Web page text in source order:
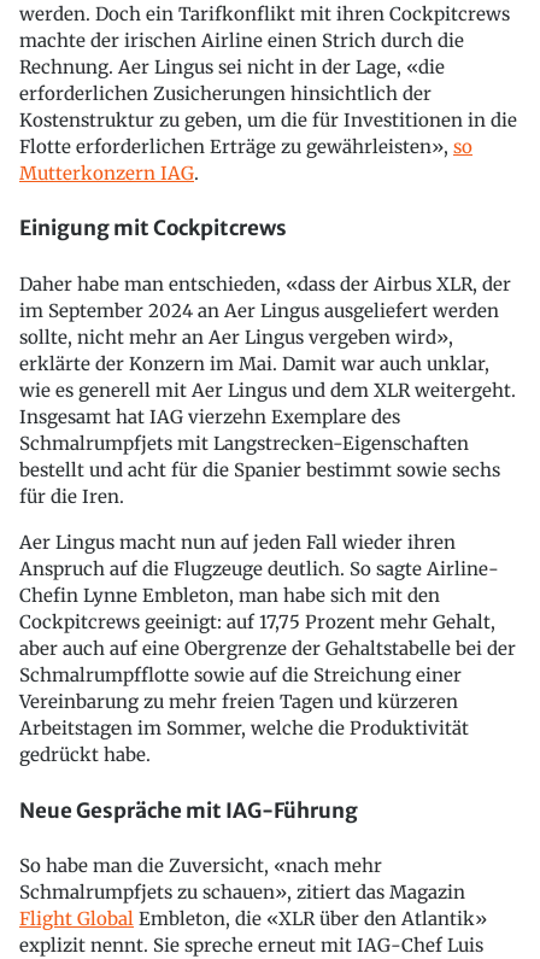
werden. Doch ein Tarifkonflikt mit ihren Cockpitcrews
machte der irischen Airline einen Strich durch die
Rechnung. Aer Lingus sei nicht in der Lage, «die
erforderlichen Zusicherungen hinsichtlich der
Kostenstruktur zu geben, um die für Investitionen in die
Flotte erforderlichen Erträge zu gewährleisten», so
Mutterkonzern IAG.
Einigung mit Cockpitcrews
Daher habe man entschieden, «dass der Airbus XLR, der
im September 2024 an Aer Lingus ausgeliefert werden
sollte, nicht mehr an Aer Lingus vergeben wird»,
erklärte der Konzern im Mai. Damit war auch unklar,
wie es generell mit Aer Lingus und dem XLR weitergeht.
Insgesamt hat IAG vierzehn Exemplare des
Schmalrumpfjets mit Langstrecken-Eigenschaften
bestellt und acht für die Spanier bestimmt sowie sechs
für die Iren.
Aer Lingus macht nun auf jeden Fall wieder ihren
Anspruch auf die Flugzeuge deutlich. So sagte Airline-
Chefin Lynne Embleton, man habe sich mit den
Cockpitcrews geeinigt: auf 17,75 Prozent mehr Gehalt,
aber auch auf eine Obergrenze der Gehaltstabelle bei der
Schmalrumpfflotte sowie auf die Streichung einer
Vereinbarung zu mehr freien Tagen und kürzeren
Arbeitstagen im Sommer, welche die Produktivität
gedrückt habe.
Neue Gespräche mit IAG-Führung
So habe man die Zuversicht, «nach mehr
Schmalrumpfjets zu schauen», zitiert das Magazin
Flight Global Embleton, die «XLR über den Atlantik»
explizit nennt. Sie spreche erneut mit IAG-Chef Luis